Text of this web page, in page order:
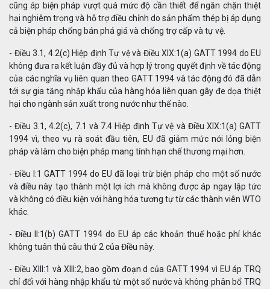
cũng áp biện pháp vượt quá mức độ cần thiết để ngăn chặn thiệt
hại nghiêm trọng và hỗ trợ điều chỉnh do sản phẩm thép bị áp dụng
cả biện pháp chống bán phá giá và chống trợ cấp và tự vệ.
- Điều 3.1, 4.2(c) Hiệp định Tự vệ và Điều XIX:1(a) GATT 1994 do EU
không đưa ra kết luận đầy đủ và hợp lý trong quyết định về tác động
của các nghĩa vụ liên quan theo GATT 1994 và tác động đó đã dẫn
tới sự gia tăng nhập khẩu của hàng hóa liên quan gây đe dọa thiệt
hại cho ngành sản xuất trong nước như thế nào.
- Điều 3.1, 4.2(c), 7.1 và 7.4 Hiệp định Tự vệ và Điều XIX:1(a) GATT
1994 vì, theo vụ rà soát đầu tiên, EU đã giảm mức nới lỏng biện
pháp và làm cho biện pháp mang tính hạn chế thương mại hơn.
- Điều I:1 GATT 1994 do EU đã loại trừ biện pháp cho một số nước
và điều này tạo thành một lợi ích mà không được áp ngay lập tức
và không có điều kiện với hàng hóa tương tự từ các thành viên WTO
khác.
- Điều II:1(b) GATT 1994 do EU áp các khoản thuế hoặc phí khác
không tuân thủ câu thứ 2 của Điều này.
- Điều XIII:1 và XIII:2, bao gồm đoạn d của GATT 1994 vì EU áp TRQ
chỉ đối với hàng nhập khẩu từ một số nước và không phân bổ TRQ